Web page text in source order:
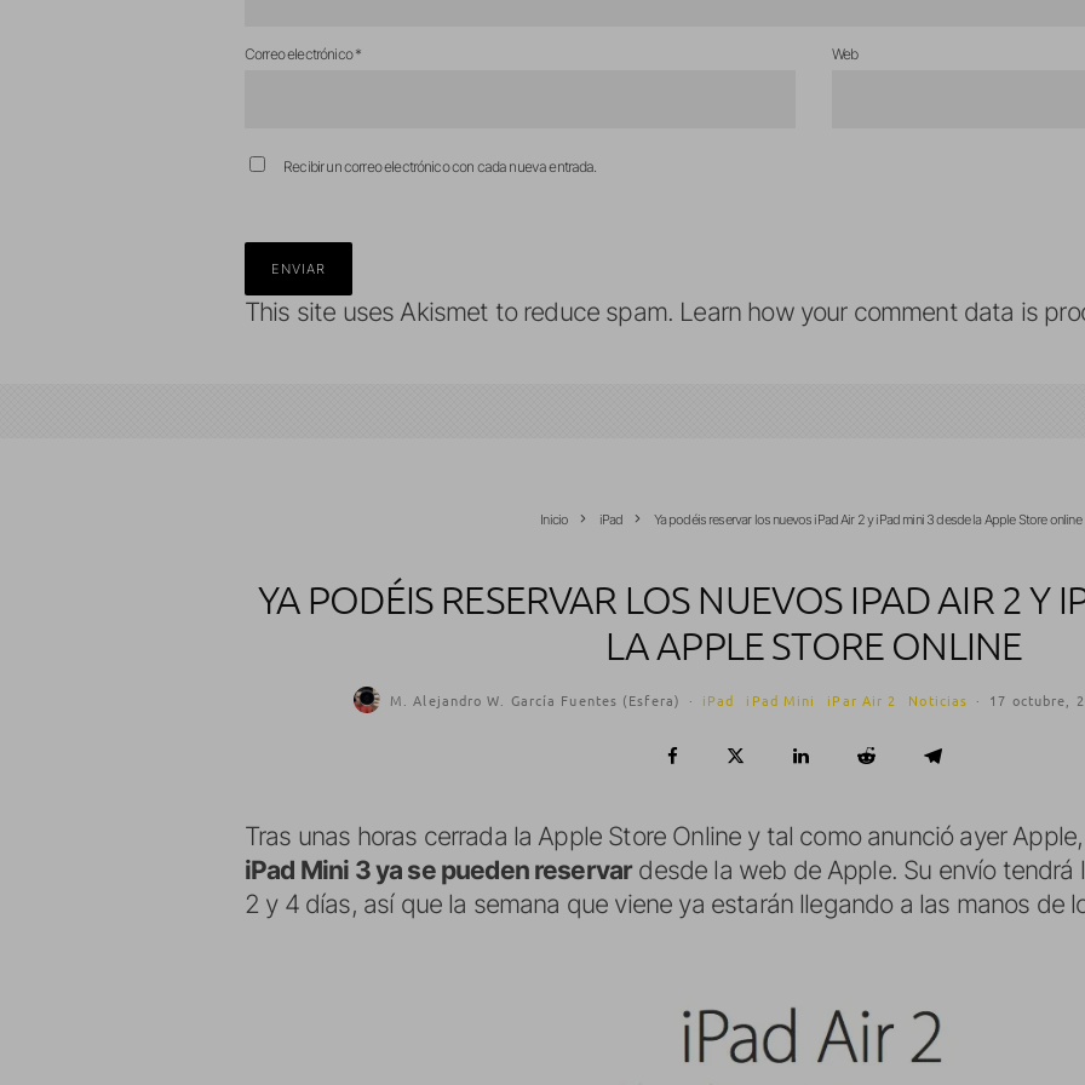
Correo electrónico* Web
Recibir un correo electrónico con cada nueva entrada.
This site uses Akismet to reduce spam. Learn how your comment data is
Inicio iPad Ya podéis reservar los nuevos iPad Air 2 y iPad mini 3 desde la Apple Store online
YA PODÉIS RESERVAR LOS NUEVOS IPAD AIR 2 Y
LA APPLE STORE ONLINE
M. Alejandro W. García Fuentes (Esfera) · iPad iPad Mini iPar Air 2 Noticias · 17 octubre,
Tras unas horas cerrada la Apple Store Online y tal como anunció ayer Apple,
iPad Mini 3 ya se pueden reservardesde la web de Apple. Su envío tendrá
2 y 4 días, así que la semana que viene ya estarán llegando a las manos de